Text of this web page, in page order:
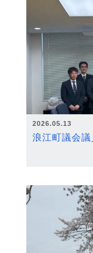
2026.05.13
浪江町議会